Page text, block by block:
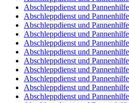
Abschleppdienst und
Abschleppdienst und
Abschleppdienst und
Abschleppdienst und
Abschleppdienst und
Abschleppdienst und
Abschleppdienst und
Abschleppdienst und
Abschleppdienst und
Abschleppdienst und
Abschleppdienst und